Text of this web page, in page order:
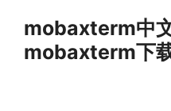
mobaxterm中
mobaxterm下